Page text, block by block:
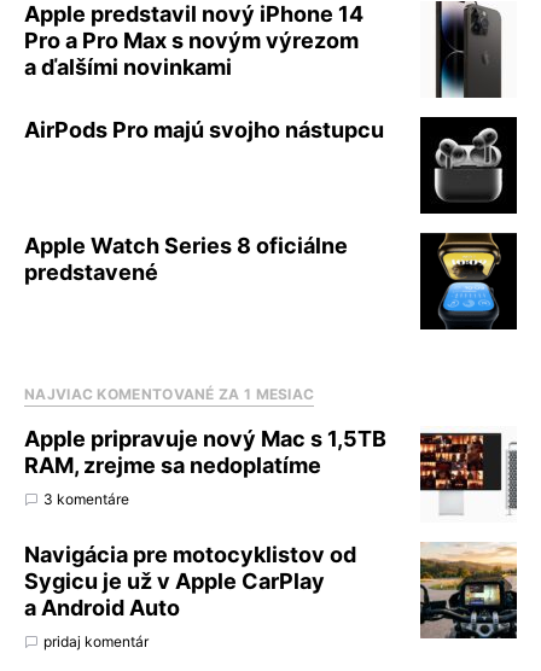
Apple predstavil nový iPhone 14
Pro a Pro Max s novým výrezom
a ďalšími novinkami
AirPods Pro majú svojho nástupcu
Apple Watch Series 8 oficiálne
predstavené
NAJVIAC KOMENTOVANÉ ZA 1 MESIAC
Apple pripravuje nový Mac s 1,5TB
RAM, zrejme sa nedoplatíme
3 komentáre
Navigácia pre motocyklistov od
Sygicu je už v Apple CarPlay
a Android Auto
pridaj komentár